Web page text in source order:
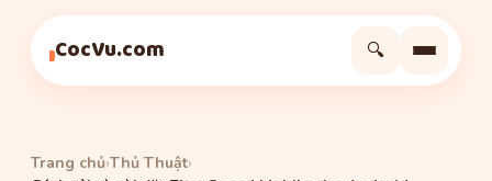
CocVu.com 🔍
Trang chủ›Thủ Thuật›
Thủ Thuật
Thủ Thuật
Thủ Thuật